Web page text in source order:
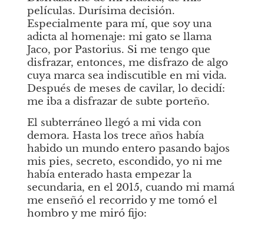
películas. Durísima decisión.
Especialmente para mí, que soy una
adicta al homenaje: mi gato se llama
Jaco, por Pastorius. Si me tengo que
disfrazar, entonces, me disfrazo de algo
cuya marca sea indiscutible en mi vida.
Después de meses de cavilar, lo decidí:
me iba a disfrazar de subte porteño.
El subterráneo llegó a mi vida con
demora. Hasta los trece años había
habido un mundo entero pasando bajos
mis pies, secreto, escondido, yo ni me
había enterado hasta empezar la
secundaria, en el 2015, cuando mi mamá
me enseñó el recorrido y me tomó el
hombro y me miró fijo: